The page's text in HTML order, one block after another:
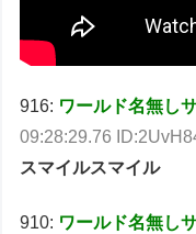
916: ワールド名無し
09:28:29.76
スマイルスマイル
910: ワールド名無し